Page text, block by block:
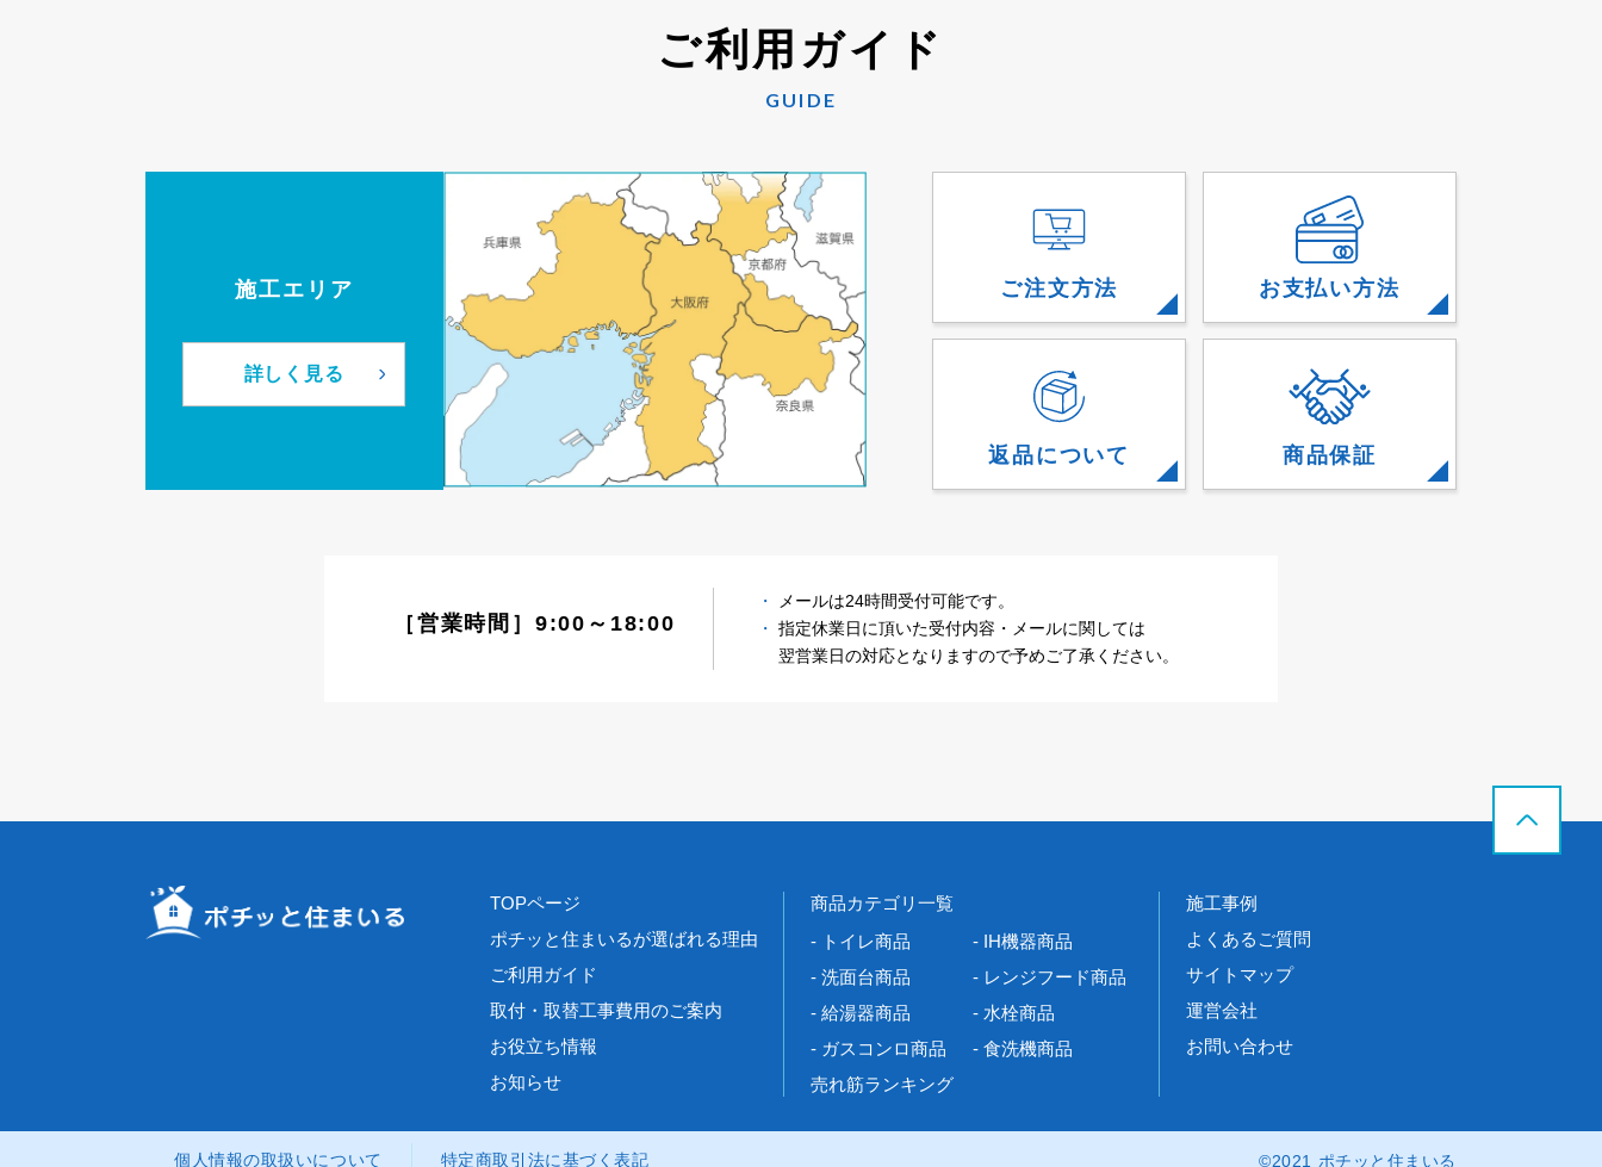
ご利用ガイド
GUIDE
施工エリア
詳しく見る
ご注文方法 お支払い方法
返品について 商品保証
［営業時間］9:00～18:00
メールは24時間受付可能です。
指定休業日に頂いた受付内容・メールに関しては
翌営業日の対応となりますので予めご了承ください。
TOPページ
ポチッと住まいるが選ばれる理由
ご利用ガイド
取付・取替工事費用のご案内
お役立ち情報
お知らせ
商品カテゴリ一覧
- トイレ商品
- IH機器商品
- 洗面台商品
- レンジフード商品
- 給湯器商品
- 水栓商品
- ガスコンロ商品
- 食洗機商品
売れ筋ランキング
施工事例
よくあるご質問
サイトマップ
運営会社
お問い合わせ
個人情報の取扱いについて 特定商取引法に基づく表記 ©2021 ポチッと住まいる